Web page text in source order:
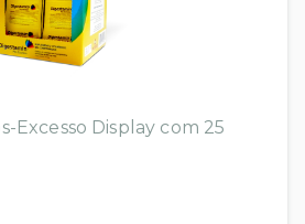
Excesso Display com 25